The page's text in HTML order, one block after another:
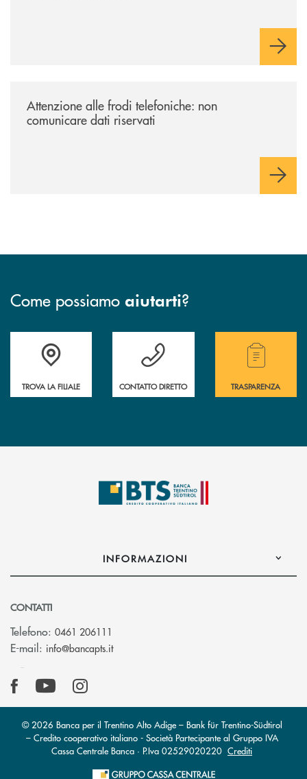
Attenzione alle frodi telefoniche: non
comunicare dati riservati
Come possiamo aiutarti?
Accedi all' elenco completo delle filiali.
TROVA LA FILIALE
Hai bisogno di assistenza immediata?
CONTATTO DIRETTO
Hai bisogno di
TRASPARENZA
INFORMAZIONI
CONTATTI
Telefono: 0461 206111
E-mail: info@bancapts.it(si apre l’app di posta elettronica)
© 2026 Banca per il Trentino Alto Adige – Bank für Trentino-Südtirol
– Credito cooperativo italiano - Società Partecipante al Gruppo IVA
Cassa Centrale Banca · P.Iva 02529020220 Crediti